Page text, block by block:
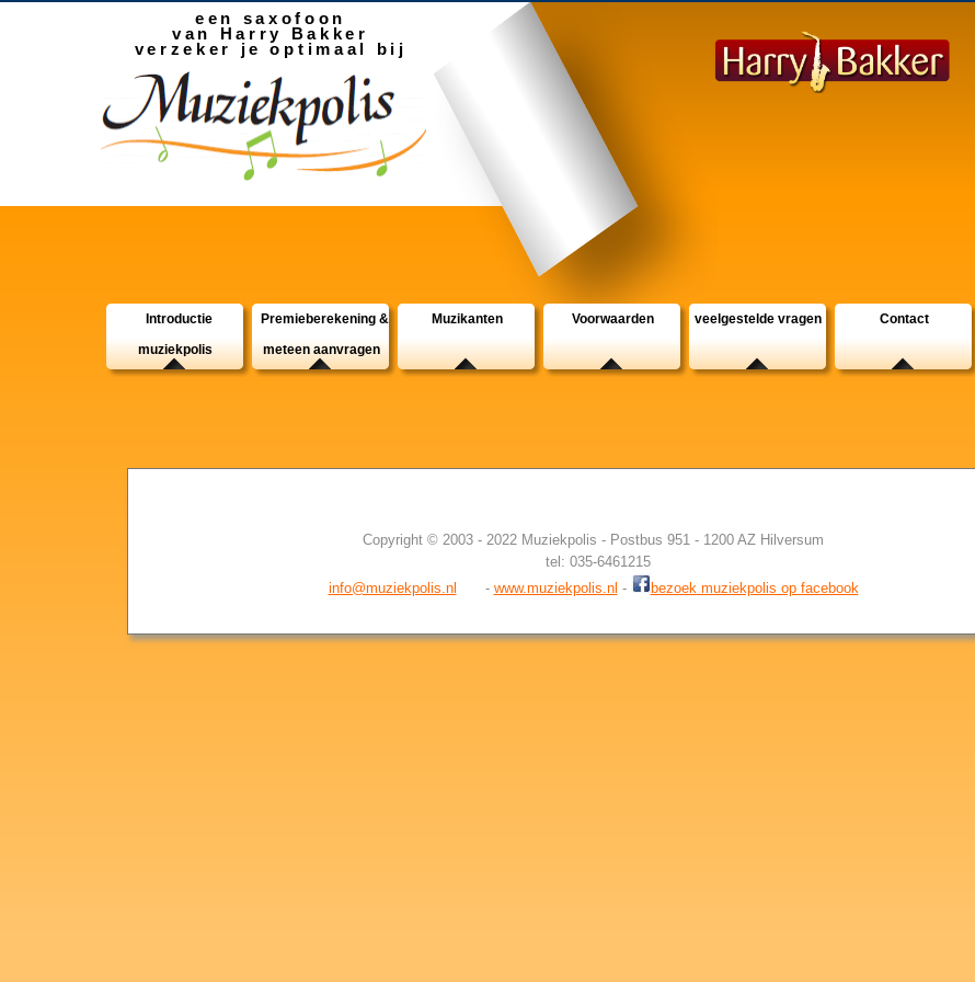
een saxofoon
van Harry Bakker
verzeker je optimaal bij
Introductie
muziekpolis
Premieberekening &
meteen aanvragen
Muzikanten Voorwaarden veelgestelde vragen Contact
Copyright © 2003 - 2022 Muziekpolis - Postbus 951 - 1200 AZ Hilversum
tel: 035-6461215
info@muziekpolis.nl
- www.muziekpolis.nl - bezoek muziekpolis op facebook